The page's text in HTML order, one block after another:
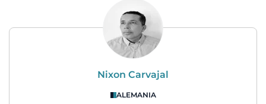
Nixon Carvajal
ALEMANIA